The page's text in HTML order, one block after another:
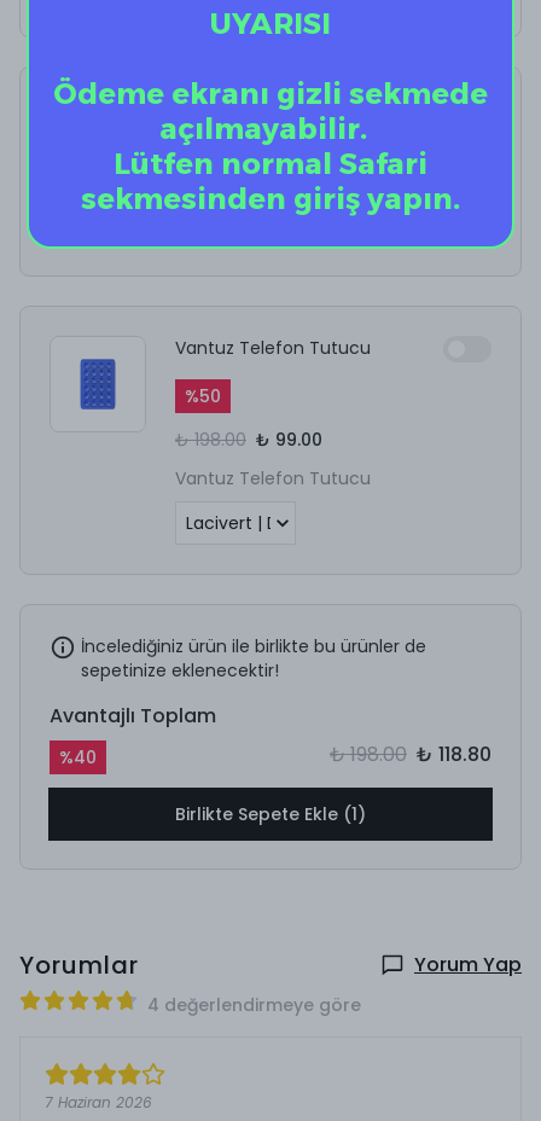
AirPods Kulaklık
Temizleyici
%10
₺ 179.91
Vantuz Telefon Tutucu
%50
₺ 198.00 ₺ 99.00
Vantuz Telefon Tutucu
İncelediğiniz ürün ile birlikte bu ürünler de
sepetinize eklenecektir!
Avantajlı Toplam
%40 ₺ 198.00 ₺ 118.80
Birlikte Sepete Ekle (1)
Yorumlar Yorum Yap
4 değerlendirmeye göre
7 Haziran 2026
UYARISI
Ödeme ekranı gizli sekmede
açılmayabilir.
Lütfen normal Safari
sekmesinden giriş yapın.